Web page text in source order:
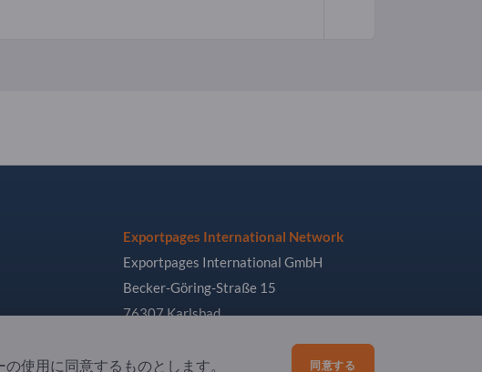
Exportpages International Network
Exportpages International GmbH
Becker-Göring-Straße 15
76307 Karlsbad
使用に同意するものとします。 同意する